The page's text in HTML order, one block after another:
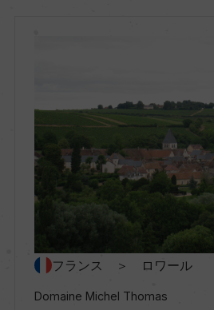
サントル・ロワール
村名
スティルワイン
フランス ＞ ロワール
Domaine Michel Thomas